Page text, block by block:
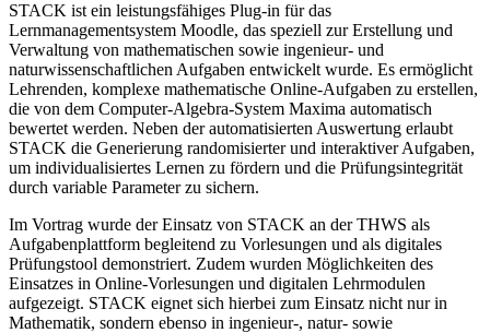
STACK ist ein leistungsfähiges Plug-in für das
Lernmanagementsystem Moodle, das speziell zur Erstellung und
Verwaltung von mathematischen sowie ingenieur- und
naturwissenschaftlichen Aufgaben entwickelt wurde. Es ermöglicht
Lehrenden, komplexe mathematische Online-Aufgaben zu erstellen,
die von dem Computer-Algebra-System Maxima automatisch
bewertet werden. Neben der automatisierten Auswertung erlaubt
STACK die Generierung randomisierter und interaktiver Aufgaben,
um individualisiertes Lernen zu fördern und die Prüfungsintegrität
durch variable Parameter zu sichern.
Im Vortrag wurde der Einsatz von STACK an der THWS als
Aufgabenplattform begleitend zu Vorlesungen und als digitales
Prüfungstool demonstriert. Zudem wurden Möglichkeiten des
Einsatzes in Online-Vorlesungen und digitalen Lehrmodulen
aufgezeigt. STACK eignet sich hierbei zum Einsatz nicht nur in
Mathematik, sondern ebenso in ingenieur-, natur- sowie